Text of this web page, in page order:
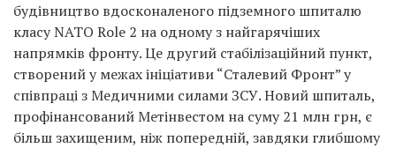
будівництво вдосконаленого підземного шпиталю
класу NATO Role 2 на одному з найгарячіших
напрямків фронту. Це другий стабілізаційний пункт,
створений у межах ініціативи “Сталевий Фронт” у
співпраці з Медичними силами ЗСУ. Новий шпиталь,
профінансований Метінвестом на суму 21 млн грн, є
більш захищеним, ніж попередній, завдяки глибшому